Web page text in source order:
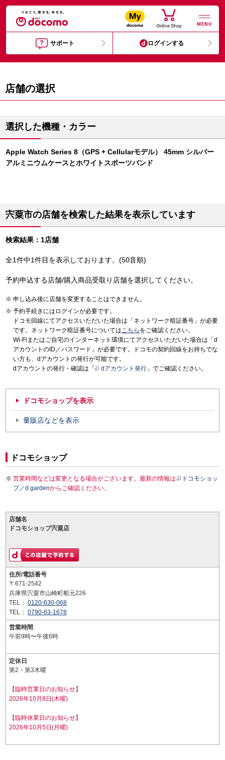
MENU
サポート ログインする
店舗の選択
選択した機種・カラー
Apple Watch Series 8（GPS + Cellularモデル） 45mm シルバー
アルミニウムケースとホワイトスポーツバンド
宍粟市の店舗を検索した結果を表示しています
検索結果：1店舗
全1件中1件目を表示しております。(50音順)
予約申込する店舗/購入商品受取り店舗を選択してください。
申し込み後に店舗を変更することはできません。
予約手続きにはログインが必要です。
ドコモ回線にてアクセスいただいた場合は「ネットワーク暗証番号」が必要
です。ネットワーク暗証番号についてはこちら をご確認ください。
Wi-Fiまたはご自宅のインターネット環境にてアクセスいただいた場合は「d
アカウントのID／パスワード」が必要です。ドコモの契約回線をお持ちでな
い方も、dアカウントの発行が可能です。
dアカウントの発行・確認は「
dアカウント発行 」でご確認ください。
ドコモショップを表示
量販店などを表示
ドコモショップ
営業時間などは変更となる場合がございます。最新の情報は
ドコモショッ
プ／d gardenからご確認ください。
店舗名
ドコモショップ宍粟店
住所/電話番号
〒671-2542
兵庫県宍粟市山崎町船元226
TEL： 0120-630-068
TEL： 0790-63-1678
営業時間
午前9時〜午後6時
定休日
第2・第3木曜
【臨時営業日のお知らせ】
2026年10月8日(木曜)
【臨時休業日のお知らせ】
2026年10月5日(月曜)